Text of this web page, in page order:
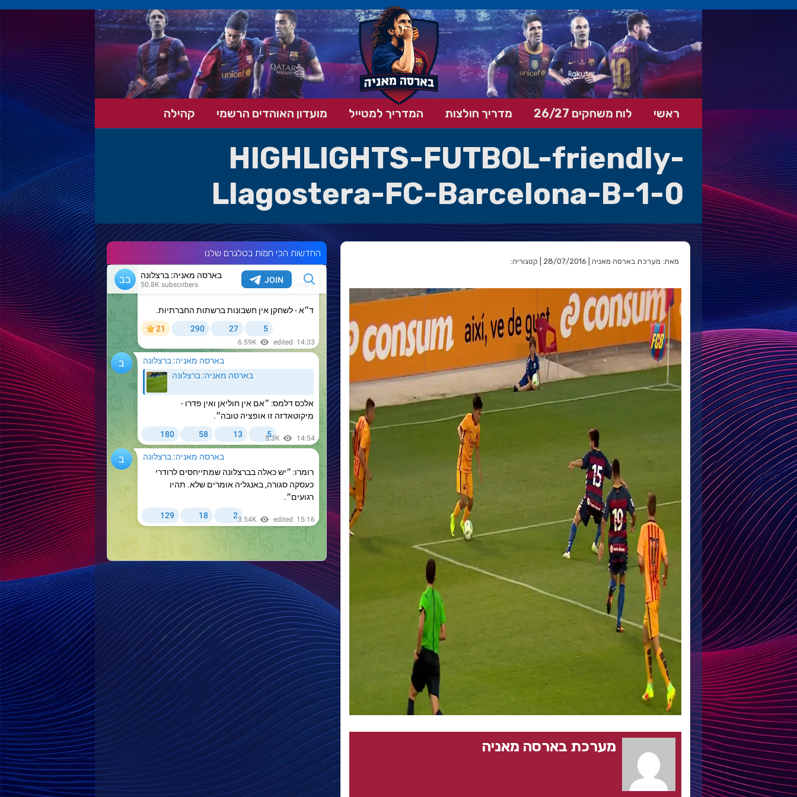
ראשי לוח משחקים 26/27 מדריך חולצות המדריך למטייל מועדון האוהדים הרשמי קהילה
HIGHLIGHTS-FUTBOL-friendly-
Llagostera-FC-Barcelona-B-1-0
מאת: מערכת בארסה מאניה | 28/07/2016 | קטגוריה:
מערכת בארסה מאניה
החדשות הכי חמות בטלגרם שלנו